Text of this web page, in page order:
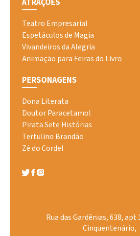
Teatro Empresarial
Espetáculos de Magia
Vivandeiros da Alegria
Animação para Feiras do Livro
PERSONAGENS
Dona Literata
Doutor Paracetamol
Pirata Sete Histórias
Tertulino Brandão
Zé do Cordel
Rua das Gardênias, 638, apt
Cinquentenário,